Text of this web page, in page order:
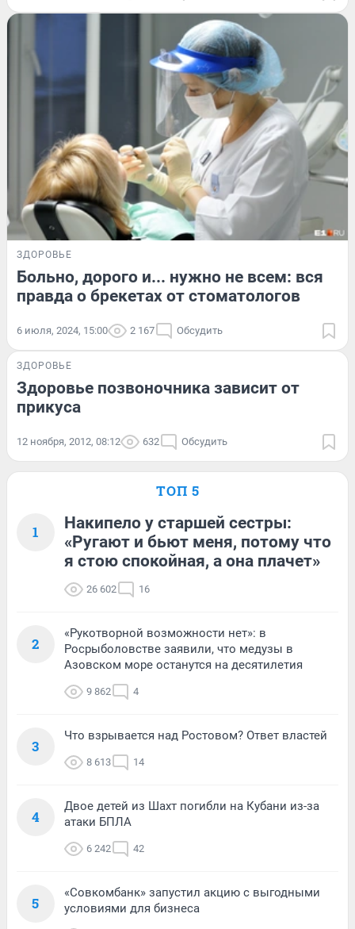
ЗДОРОВЬЕ
Больно, дорого и... нужно не всем: вся
правда о брекетах от стоматологов
6 июля, 2024, 15:00 2 167 Обсудить
ЗДОРОВЬЕ
Здоровье позвоночника зависит от
прикуса
12 ноября, 2012, 08:12 632 Обсудить
ТОП 5
1
Накипело у старшей сестры:
«Ругают и бьют меня, потому что
я стою спокойная, а она плачет»
26 602 16
2
«Рукотворной возможности нет»: в
Росрыболовстве заявили, что медузы в
Азовском море останутся на десятилетия
9 862 4
3
Что взрывается над Ростовом? Ответ властей
8 613 14
4
Двое детей из Шахт погибли на Кубани из-за
атаки БПЛА
6 242 42
5
«Совкомбанк» запустил акцию с выгодными
условиями для бизнеса